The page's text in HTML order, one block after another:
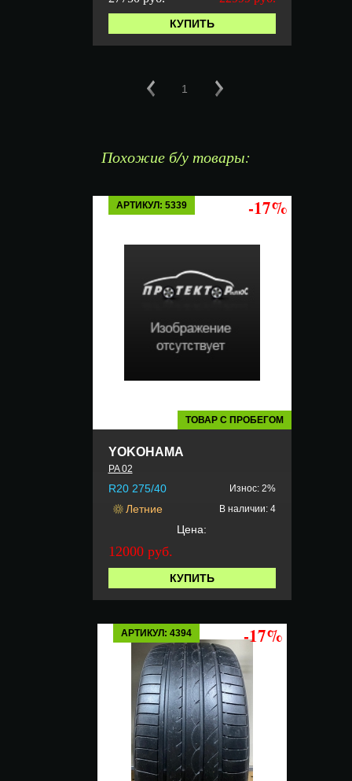
КУПИТЬ
1
Похожие б/у товары:
АРТИКУЛ: 5339 -17%
ТОВАР С ПРОБЕГОМ
YOKOHAMA
PA 02
R20 275/40 Износ: 2%
Летние В наличии: 4
Цена:
12000 руб.
КУПИТЬ
АРТИКУЛ: 4394 -17%